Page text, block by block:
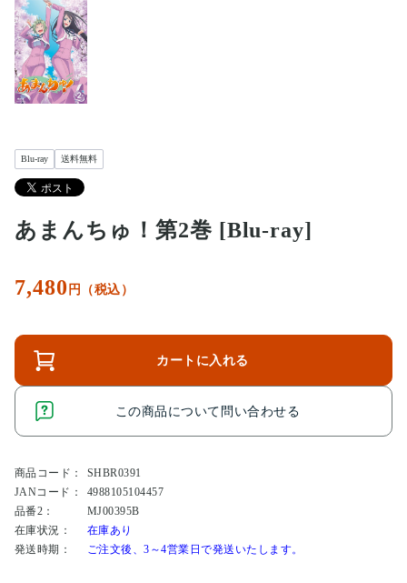
Blu-ray 送料無料
あまんちゅ！第2巻 [Blu-ray]
7,480 円（税込）
カートに入れる
この商品について問い合わせる
商品コード：
SHBR0391
JANコード：
4988105104457
品番2：
MJ00395B
在庫状況：
在庫あり
発送時期：
ご注文後、3～4営業日で発送いたします。